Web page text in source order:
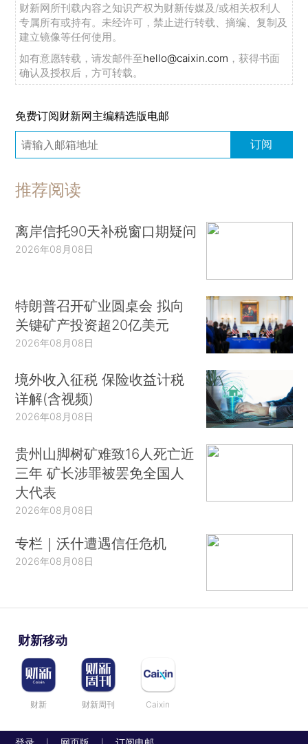
财新网所刊载内容之知识产权为财新传媒及/或相关权利人
专属所有或持有。未经许可，禁止进行转载、摘编、复制及
建立镜像等任何使用。
如有意愿转载，请发邮件至hello@caixin.com ，获得书面
确认及授权后，方可转载。
免费订阅财新网主编精选版电邮
订阅
推荐阅读
离岸信托90天补税窗口期疑问
2026年08月08日
特朗普召开矿业圆桌会 拟向
关键矿产投资超20亿美元
2026年08月08日
境外收入征税 保险收益计税
详解(含视频)
2026年08月08日
贵州山脚树矿难致16人死亡近
三年 矿长涉罪被罢免全国人
大代表
2026年08月08日
专栏｜沃什遭遇信任危机
2026年08月08日
财新移动
财新 财新周刊 Caixin